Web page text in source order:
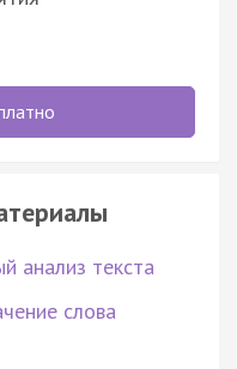
анализ текста
слова